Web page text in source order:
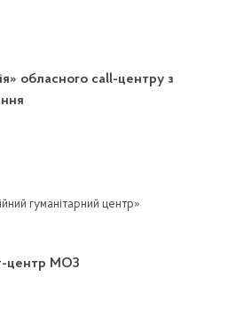
обласного call-центру з
гуманітарний центр»
центр МОЗ